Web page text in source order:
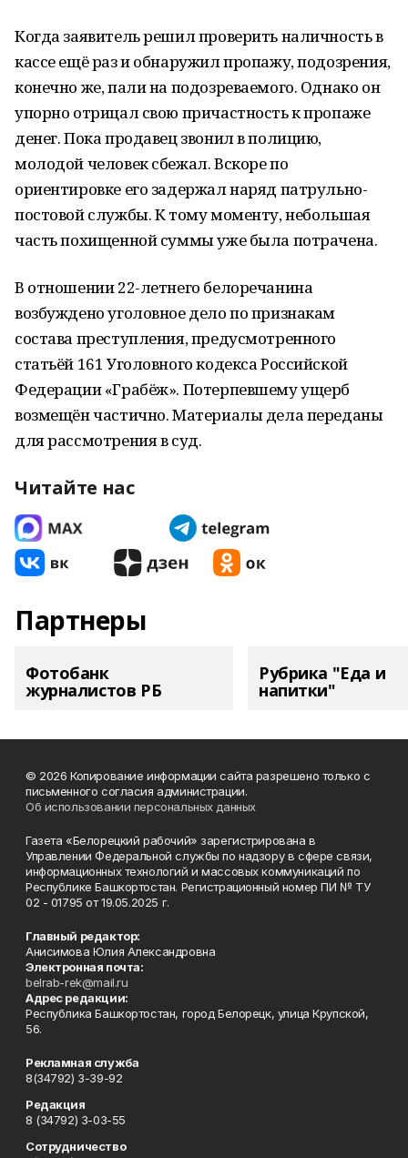
Когда заявитель решил проверить наличность в
кассе ещё раз и обнаружил пропажу, подозрения,
конечно же, пали на подозреваемого. Однако он
упорно отрицал свою причастность к пропаже
денег. Пока продавец звонил в полицию,
молодой человек сбежал. Вскоре по
ориентировке его задержал наряд патрульно-
постовой службы. К тому моменту, небольшая
часть похищенной суммы уже была потрачена.
В отношении 22-летнего белоречанина
возбуждено уголовное дело по признакам
состава преступления, предусмотренного
статьёй 161 Уголовного кодекса Российской
Федерации «Грабёж». Потерпевшему ущерб
возмещён частично. Материалы дела переданы
для рассмотрения в суд.
Читайте нас
Партнеры
Фотобанк
журналистов РБ
Рубрика "Еда и
напитки"
© 2026 Копирование информации сайта разрешено только с
письменного согласия администрации.
Об использовании персональных данных
Газета «Белорецкий рабочий» зарегистрирована в
Управлении Федеральной службы по надзору в сфере связи,
информационных технологий и массовых коммуникаций по
Республике Башкортостан. Регистрационный номер ПИ № ТУ
02 - 01795 от 19.05.2025 г.
Главный редактор:
Анисимова Юлия Александровна
Электронная почта:
belrab-rek@mail.ru
Адрес редакции:
Республика Башкортостан, город Белорецк, улица Крупской,
56.
Рекламная служба
8(34792) 3-39-92
Редакция
8 (34792) 3-03-55
Сотрудничество